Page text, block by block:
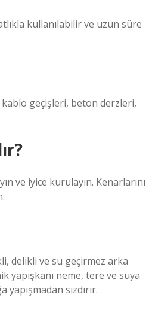
kullanılabilir ve uzun süre
kablo geçişleri, beton derzleri,
ve iyice kurulayın. Kenarlarını
delikli ve su geçirmez arka
yapışkanı neme, tere ve suya
sızdırır.